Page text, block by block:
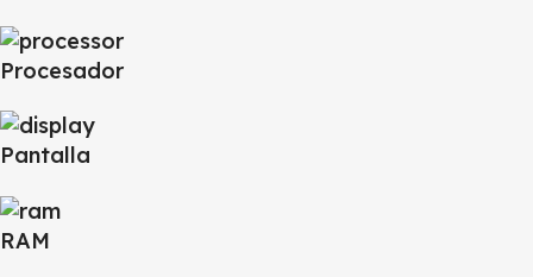
Procesador
Pantalla
RAM